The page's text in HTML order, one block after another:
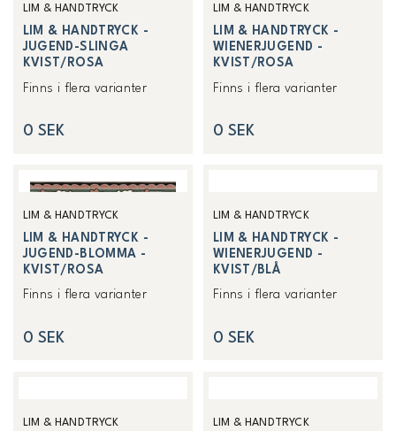
LIM & HANDTRYCK
LIM & HANDTRYCK -
JUGEND-SLINGA
KVIST/ROSA
Finns i flera varianter
0 SEK
LIM & HANDTRYCK
LIM & HANDTRYCK -
WIENERJUGEND -
KVIST/ROSA
Finns i flera varianter
0 SEK
LIM & HANDTRYCK
LIM & HANDTRYCK -
JUGEND-BLOMMA -
KVIST/ROSA
Finns i flera varianter
0 SEK
LIM & HANDTRYCK
LIM & HANDTRYCK -
WIENERJUGEND -
KVIST/BLÅ
Finns i flera varianter
0 SEK
LIM & HANDTRYCK LIM & HANDTRYCK